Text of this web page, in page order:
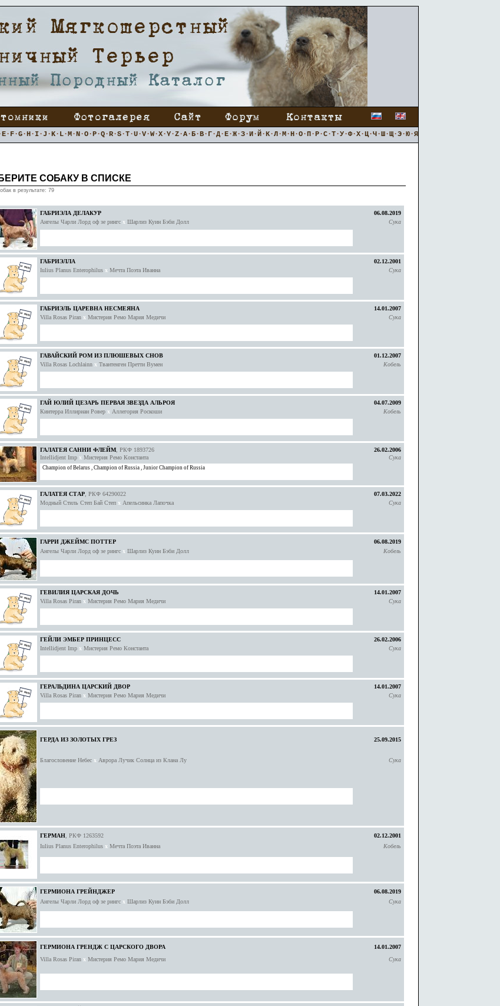
E· F·G·H· I·J ·K· L·M·N·O·P·Q·R·S·T·U·V·W·X·Y·Z·А·Б·В· Г·Д·Е·Ж·З·И·Й·К·Л·М·Н·О·П·Р·С·Т·У·Ф·Х·Ц·Ч·Ш·Щ·Э·Ю·Я
СОБАКУ В СПИСКЕ
в результате: 79
ГАБРИЭЛА ДЕЛАКУР
06.08.2019
Ангелы Чарли Лорд оф зе рингс x Шарлиз Куин Бэби Долл Сука
ГАБРИЭЛЛА
02.12.2001
Iulius Planus Enterophilus x Мечта Поэта Иванна Сука
ГАБРИЭЛЬ ЦАРЕВНА НЕСМЕЯНА
14.01.2007
Villa Rosas Piran x Мистерия Ремо Мария Медичи Сука
ГАВАЙСКИЙ РОМ ИЗ ПЛЮШЕВЫХ СНОВ
01.12.2007
Villa Rosas Lochlainn x Твантенген Претти Вумен Кобель
ГАЙ ЮЛИЙ ЦЕЗАРЬ ПЕРВАЯ ЗВЕЗДА АЛЬРОЯ
04.07.2009
Кинтерра Иллириан Ровер x Аллегория Роскоши Кобель
ГАЛАТЕЯ САННИ ФЛЕЙМ , РКФ 1893726
26.02.2006
Intellidjent Imp x Мистерия Ремо Константа Сука
Champion of Belarus , Champion of Russia , Junior Champion of Russia
ГАЛАТЕЯ СТАР , РКФ 64290022
07.03.2022
Модный Стиль Степ Бай Степ x Апельсинка Лапочка Сука
ГАРРИ ДЖЕЙМС ПОТТЕР
06.08.2019
Ангелы Чарли Лорд оф зе рингс x Шарлиз Куин Бэби Долл Кобель
ГЕВИЛИЯ ЦАРСКАЯ ДОЧЬ
14.01.2007
Villa Rosas Piran x Мистерия Ремо Мария Медичи Сука
ГЕЙЛИ ЭМБЕР ПРИНЦЕСС
26.02.2006
Intellidjent Imp x Мистерия Ремо Константа Сука
ГЕРАЛЬДИНА ЦАРСКИЙ ДВОР
14.01.2007
Villa Rosas Piran x Мистерия Ремо Мария Медичи Сука
ГЕРДА ИЗ ЗОЛОТЫХ ГРЕЗ 25.09.2015
Благословение Небес x Аврора Лучик Солнца из Клана Лу Сука
ГЕРМАН , РКФ 1263592
02.12.2001
Iulius Planus Enterophilus x Мечта Поэта Иванна Кобель
ГЕРМИОНА ГРЕЙНДЖЕР
06.08.2019
Ангелы Чарли Лорд оф зе рингс x Шарлиз Куин Бэби Долл Сука
ГЕРМИОНА ГРЕНДЖ С ЦАРСКОГО ДВОРА
14.01.2007
Villa Rosas Piran x Мистерия Ремо Мария Медичи Сука